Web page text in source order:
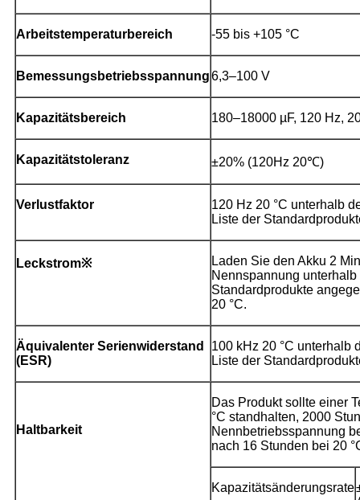
Arbeitstemperaturbereich -55 bis +105 °C
Bemessungsbetriebsspannung6,3–100 V
Kapazitätsbereich 180–18000 µF, 120 Hz,
Kapazitätstoleranz ±20% (120Hz 20℃)
Verlustfaktor
120 Hz 20 °C unterhalb
Liste der
Leckstrom※
Laden Sie den Akku 2
Nennspannung
Standardprodukte
20 °C.
Äquivalenter Serienwiderstand
(ESR)
100 kHz 20 °C unterhalb
Liste der
Haltbarkeit
Das Produkt sollte einer
°C standhalten, 2000
Nennbetriebsspannung
nach 16 Stunden bei 20
Kapazitätsänderungsrate